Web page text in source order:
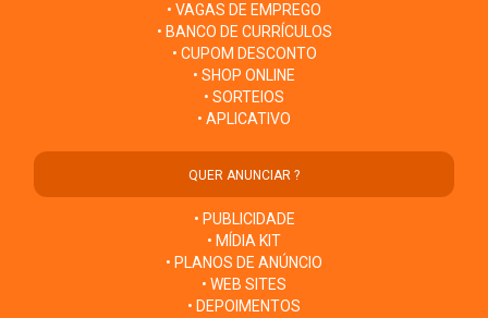
• VAGAS DE EMPREGO
• BANCO DE CURRÍCULOS
• CUPOM DESCONTO
• SHOP ONLINE
• SORTEIOS
• APLICATIVO
QUER ANUNCIAR ?
• PUBLICIDADE
• MÍDIA KIT
• PLANOS DE ANÚNCIO
• WEB SITES
• DEPOIMENTOS